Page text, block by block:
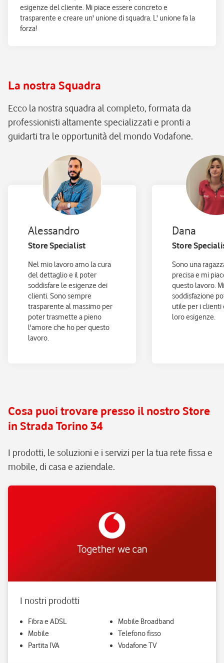
esigenze del cliente. Mi piace essere concreto e
trasparente e creare un' unione di squadra. L' unione fa la
forza!
La nostra Squadra
Ecco la nostra squadra al completo, formata da
professionisti altamente specializzati e pronti a
guidarti tra le opportunità del mondo Vodafone.
Alessandro
Store Specialist
Nel mio lavoro amo la cura
del dettaglio e il poter
soddisfare le esigenze dei
clienti. Sono sempre
trasparente al massimo per
poter trasmette a pieno
l'amore che ho per questo
lavoro.
Dana
Store
Sono una
precisa e mi
questo lavoro.
soddisfazione
utile per i clienti
loro esigenze.
Cosa puoi trovare presso il nostro Store
in Strada Torino 34
I prodotti, le soluzioni e i servizi per la tua rete fissa e
mobile, di casa e aziendale.
I nostri prodotti
Fibra e ADSL
Mobile
Partita IVA
Mobile Broadband
Telefono fisso
Vodafone TV